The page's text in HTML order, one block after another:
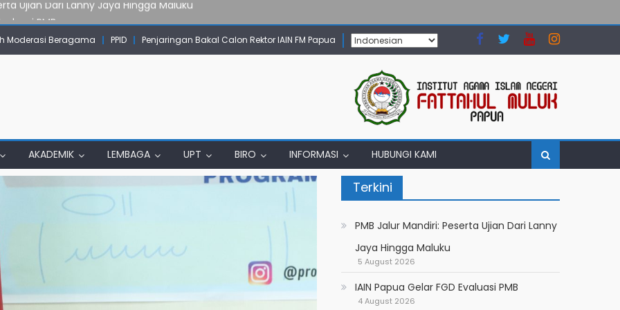
PMB
Skow Sae Kolaborasi dengan KKN UGM dan Uncen
Papua Tembus Jurnal Terindeks Google Scholar
Moderasi Beragama PPID Penjaringan Bakal Calon Rektor IAIN FM Papua
AKADEMIK LEMBAGA UPT BIRO INFORMASI HUBUNGI KAMI
Terkini
PMB Jalur Mandiri: Peserta Ujian Dari Lanny
Jaya Hingga Maluku
5 August 2026
IAIN Papua Gelar FGD Evaluasi PMB
4 August 2026